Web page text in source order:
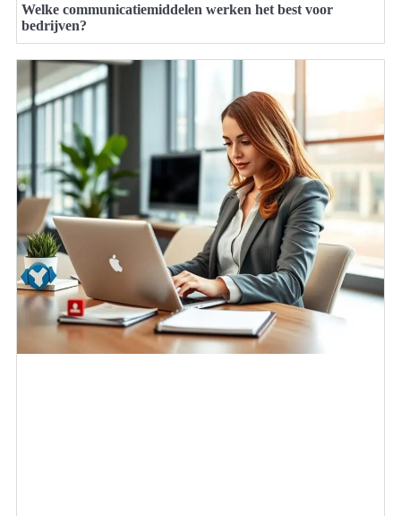
Welke communicatiemiddelen werken het best voor
bedrijven?